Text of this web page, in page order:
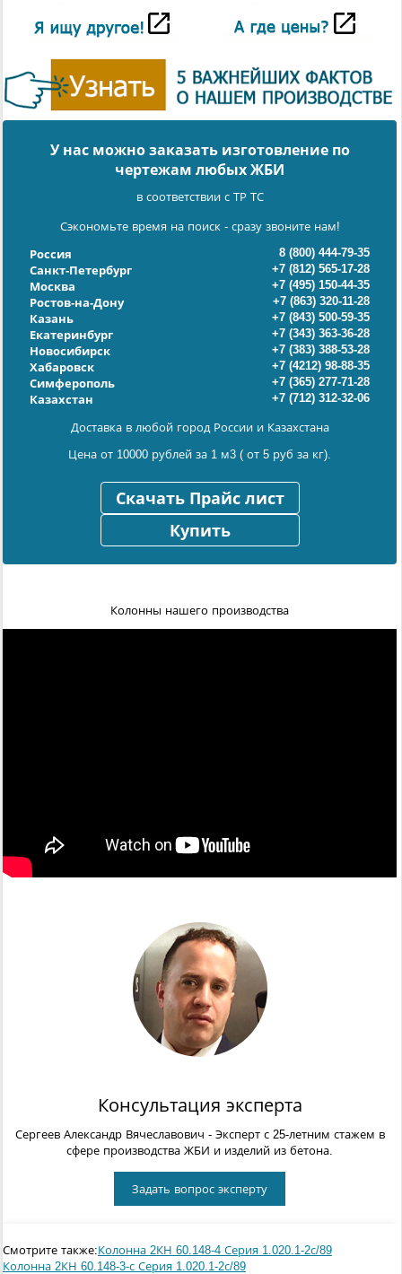
У нас можно заказать изготовление по
чертежам любых ЖБИ
в соответствии с ТР ТС
Сэкономьте время на поиск - сразу звоните нам!
Россия
8 (800) 444-79-35
Санкт-Петербург
+7 (812) 565-17-28
Москва
+7 (495) 150-44-35
Ростов-на-Дону
+7 (863) 320-11-28
Казань
+7 (843) 500-59-35
Екатеринбург
+7 (343) 363-36-28
Новосибирск
+7 (383) 388-53-28
Хабаровск
+7 (4212) 98-88-35
Симферополь
+7 (365) 277-71-28
Казахстан
+7 (712) 312-32-06
Доставка в любой город России и Казахстана
Цена от 10000 рублей за 1 м3 ( от 5 руб за кг).
Скачать Прайс лист
Купить
Колонны нашего производства
Консультация эксперта
Сергеев Александр Вячеславович - Эксперт с 25-летним стажем в
сфере производства ЖБИ и изделий из бетона.
Задать вопрос эксперту
Смотрите также:Колонна 2КН 60.148-4 Серия 1.020.1-2с/89
Колонна 2КН 60.148-3-с Серия 1.020.1-2с/89